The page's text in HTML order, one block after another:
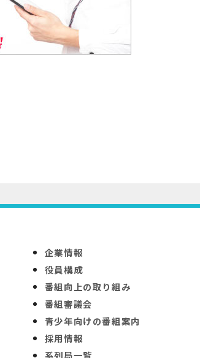
企業情報
役員構成
番組向上の取り組み
番組審議会
青少年向けの番組案内
採用情報
系列局一覧